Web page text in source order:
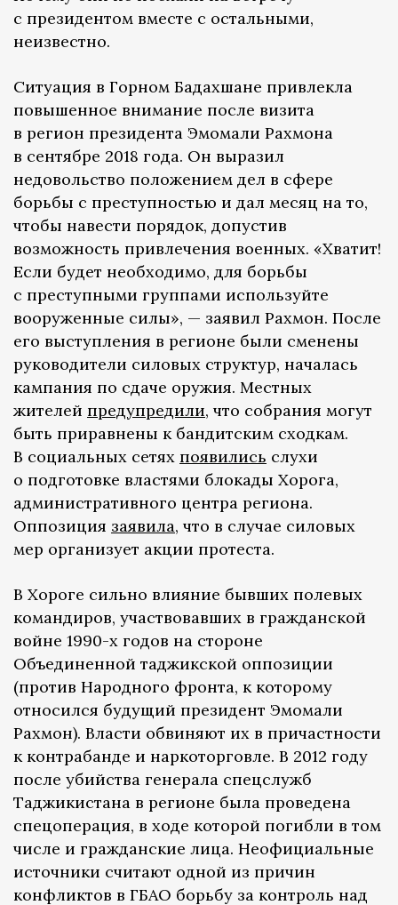
с президентом вместе с остальными,
неизвестно.
Ситуация в Горном Бадахшане привлекла
повышенное внимание после визита
в регион президента Эмомали Рахмона
в сентябре 2018 года. Он выразил
недовольство положением дел в сфере
борьбы с преступностью и дал месяц на то,
чтобы навести порядок, допустив
возможность привлечения военных. «Хватит!
Если будет необходимо, для борьбы
с преступными группами используйте
вооруженные силы», — заявил Рахмон. После
его выступления в регионе были сменены
руководители силовых структур, началась
кампания по сдаче оружия. Местных
жителей предупредили, что собрания могут
быть приравнены к бандитским сходкам.
В социальных сетях появились слухи
о подготовке властями блокады Хорога,
административного центра региона.
Оппозиция заявила, что в случае силовых
мер организует акции протеста.
В Хороге сильно влияние бывших полевых
командиров, участвовавших в гражданской
войне 1990-х годов на стороне
Объединенной таджикской оппозиции
(против Народного фронта, к которому
относился будущий президент Эмомали
Рахмон). Власти обвиняют их в причастности
к контрабанде и наркоторговле. В 2012 году
после убийства генерала спецслужб
Таджикистана в регионе была проведена
спецоперация, в ходе которой погибли в том
числе и гражданские лица. Неофициальные
источники считают одной из причин
конфликтов в ГБАО борьбу за контроль над